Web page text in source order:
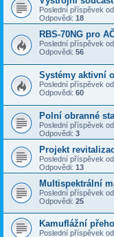
Poslední příspěvek od
Odpovědi: 18
RBS-70NG pro
Poslední příspěvek od
Odpovědi: 56
Systémy aktivní
Poslední příspěvek od
Odpovědi: 60
Polní obranné
Poslední příspěvek od
Odpovědi: 3
Projekt
Poslední příspěvek od
Odpovědi: 13
Multispektrální
Poslední příspěvek od
Odpovědi: 25
Kamuflážní
Poslední příspěvek od